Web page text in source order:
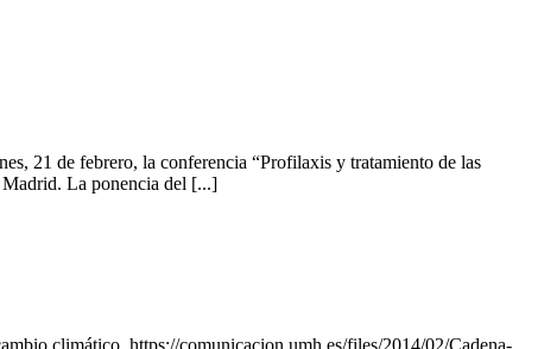
21 de febrero, la conferencia “Profilaxis y tratamiento de las
Madrid. La ponencia del [...]
climático. https://comunicacion.umh.es/files/2014/02/Cadena-